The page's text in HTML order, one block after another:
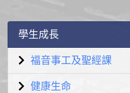
學生成長
福音事工及聖經課
健康生命